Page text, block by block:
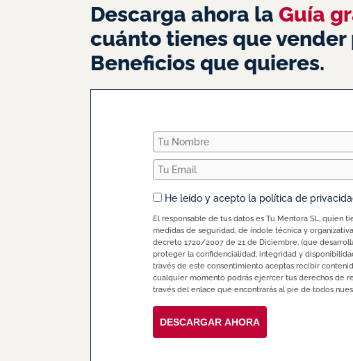
Descarga ahora la Guía
cuánto tienes que vender
Beneficios que quieres.
He leído y acepto la política de
El responsable de tus datos es Tu Mentora SL, quien
medidas de seguridad, de índole técnica y
decreto 1720/2007 de 21 de Diciembre, (que
proteger la confidencialidad, integridad y
través de este consentimiento aceptas recibir
cualquier momento podrás ejerrcer tus derechos de
través del enlace que encontrarás al pie de todos
DESCARGAR AHORA